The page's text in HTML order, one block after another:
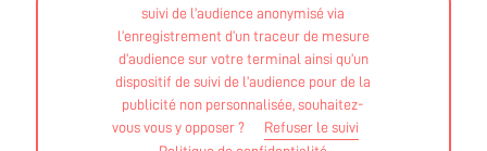
suivi de l’audience anonymisé via
l’enregistrement d’un traceur de mesure
d’audience sur votre terminal ainsi qu’un
dispositif de suivi de l’audience pour de la
publicité non personnalisée, souhaitez-
vous vous y opposer ?
Refuser le suivi
FLORENCE BERTOT – LE MAREC
CQP - Animateur de loisirs sportifs option activités
gymniques d'entretien et d'expression option